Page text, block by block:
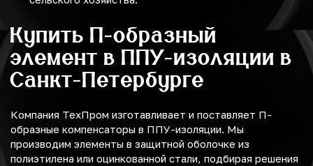
Купить П-образный
элемент в ППУ-изоляции в
Санкт-Петербурге
Компания ТехПром изготавливает и поставляет П-
образные компенсаторы в ППУ-изоляции. Мы
производим элементы в защитной оболочке из
полиэтилена или оцинкованной стали, подбирая решения